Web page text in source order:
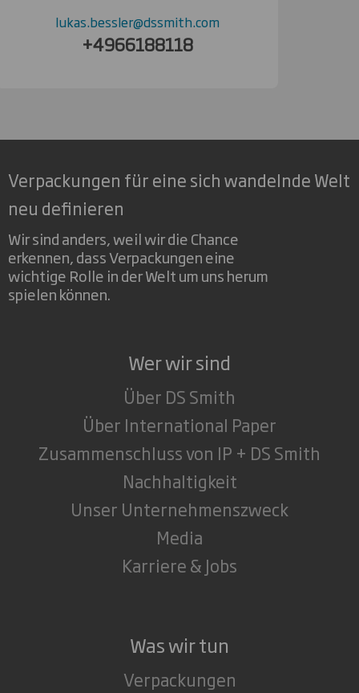
lukas.bessler@dssmith.com
+4966188118
Verpackungen für eine sich wandelnde Welt
neu definieren
Wir sind anders, weil wir die Chance
erkennen, dass Verpackungen eine
wichtige Rolle in der Welt um uns herum
spielen können.
Wer wir sind
Über DS Smith
Über International Paper
Zusammenschluss von IP + DS Smith
Nachhaltigkeit
Unser Unternehmenszweck
Media
Karriere & Jobs
Was wir tun
Verpackungen